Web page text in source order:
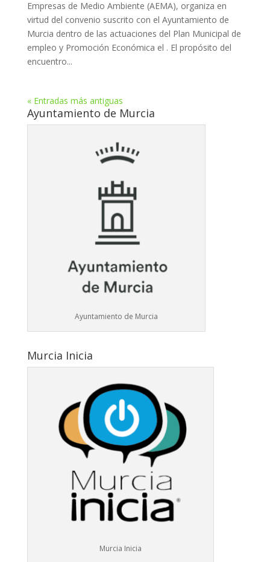
Empresas de Medio Ambiente (AEMA), organiza en
virtud del convenio suscrito con el Ayuntamiento de
Murcia dentro de las actuaciones del Plan Municipal de
empleo y Promoción Económica el . El propósito del
encuentro...
« Entradas más antiguas
Ayuntamiento de Murcia
Ayuntamiento de Murcia
Murcia Inicia
Murcia Inicia